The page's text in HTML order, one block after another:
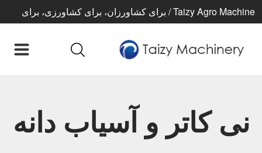
Taizy Agro Machine / برای کشاورزان، برای کشاورزی، برای
نی کاتر و آسیاب دانه